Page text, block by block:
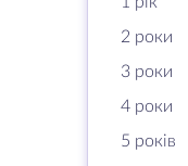
2 роки
3 роки
4 роки
5 років